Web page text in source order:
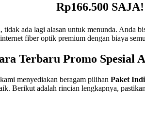
Rp166.500 SAJA!
ada lagi alasan untuk menunda. Anda
fiber optik premium dengan biaya
Terbaru Promo Spesial
menyediakan beragam pilihan Paket
Berikut adalah rincian lengkapnya,